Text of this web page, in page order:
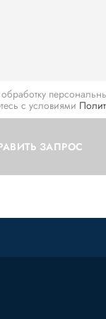
с условиями
ЗАПРОС